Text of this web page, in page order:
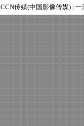
CCN传媒(中国影像传媒) | 一